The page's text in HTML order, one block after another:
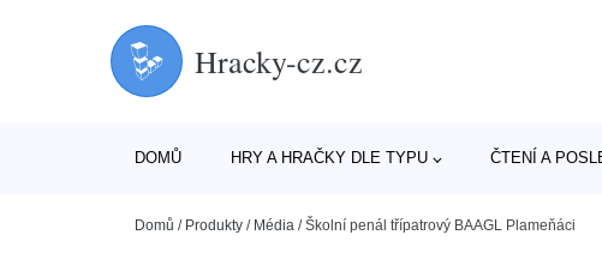
Hracky-cz.cz
DOMŮ HRY A HRAČKY DLE TYPU ČTENÍ A
Domů / Produkty / Média /Školní penál třípatrový BAAGL Plameňáci